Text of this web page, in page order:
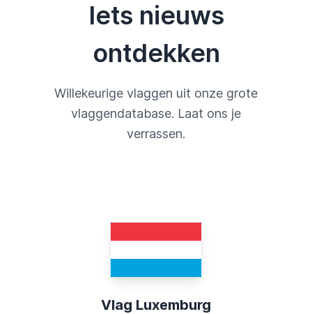
Iets nieuws
ontdekken
Willekeurige vlaggen uit onze grote
vlaggendatabase. Laat ons je
verrassen.
Vlag Luxemburg